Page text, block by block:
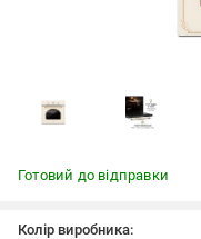
Готовий до відправки
Колір виробника: